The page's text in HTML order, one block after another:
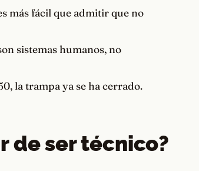
más fácil que admitir que no
sistemas humanos, no
la trampa ya se ha cerrado.
de ser técnico?